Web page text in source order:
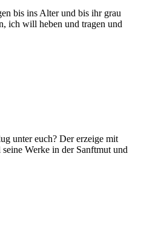
bis ins Alter und bis ihr grau
ich will heben und tragen und
unter euch? Der erzeige mit
seine Werke in der Sanftmut und